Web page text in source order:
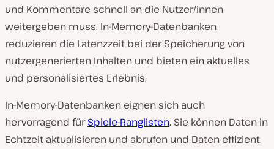
und Kommentare schnell an die Nutzer/innen
weitergeben muss. In-Memory-Datenbanken
reduzieren die Latenzzeit bei der Speicherung von
nutzergenerierten Inhalten und bieten ein aktuelles
und personalisiertes Erlebnis.
In-Memory-Datenbanken eignen sich auch
hervorragend fürSpiele-Ranglisten. Sie können Daten in
Echtzeit aktualisieren und abrufen und Daten effizient